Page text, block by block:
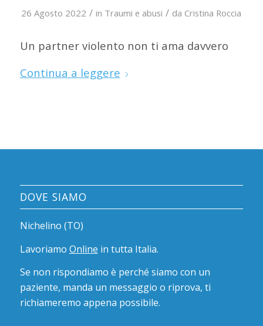
26 Agosto 2022 / in Traumi e abusi / da Cristina Roccia
Un partner violento non ti ama davvero
Continua a leggere
DOVE SIAMO
Nichelino (TO)
Lavoriamo Online in tutta Italia.
Se non rispondiamo è perché siamo con un
paziente, manda un messaggio o riprova, ti
richiameremo appena possibile.